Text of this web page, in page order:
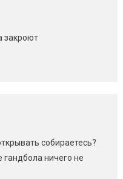
закроют
собираетесь?
ничего не